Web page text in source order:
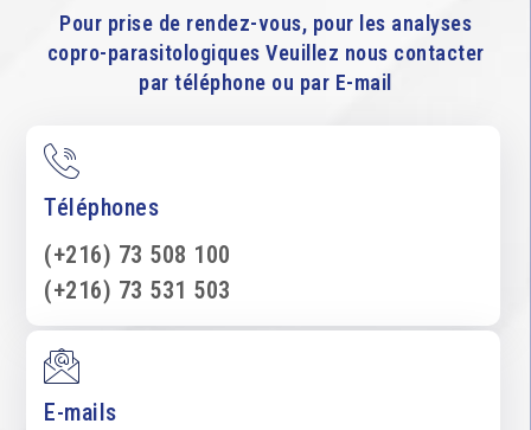
Pour prise de rendez-vous, pour les analyses
copro-parasitologiques Veuillez nous contacter
par téléphone ou par E-mail
Téléphones
(+216) 73 508 100
(+216) 73 531 503
E-mails